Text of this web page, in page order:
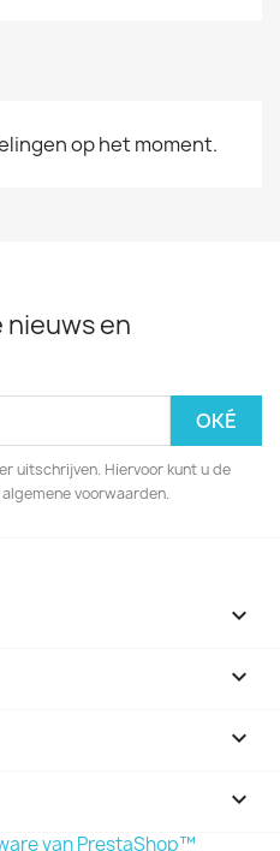
op het moment.
en
uitschrijven. Hiervoor kunt u de
voorwaarden.



keyboard_arrow_down
van PrestaShop™